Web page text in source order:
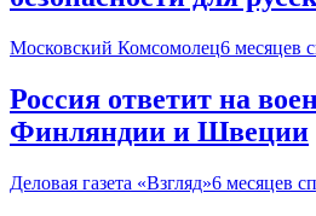
Московский Комсомолец6 месяцев
Россия ответит на
Финляндии и Швеции
Деловая газета «Взгляд»6 месяцев